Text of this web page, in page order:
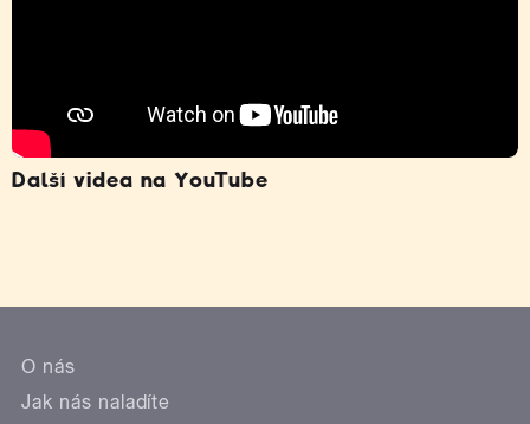
Další videa na YouTube
O nás
Jak nás naladíte